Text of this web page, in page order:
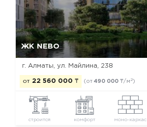
ЖК NEBO
г. Алматы, ул. Майлина, 238
от 22 560 000 ₸ (от 490 000 ₸/м 2)
строится комфорт моно-каркас
Отмена